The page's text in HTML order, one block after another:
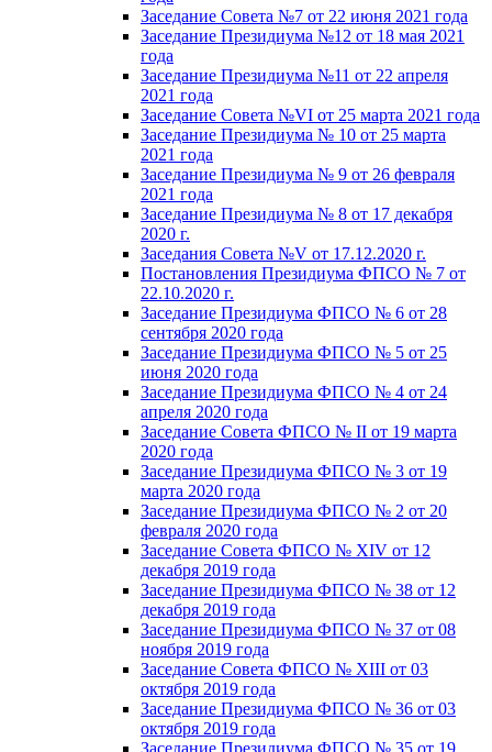
Заседание Совета №7 от 22 июня 2021 года
Заседание Президиума №12 от 18 мая 2021
года
Заседание Президиума №11 от 22 апреля
2021 года
Заседание Совета №VI от 25 марта 2021 года
Заседание Президиума № 10 от 25 марта
2021 года
Заседание Президиума № 9 от 26 февраля
2021 года
Заседание Президиума № 8 от 17 декабря
2020 г.
Заседания Совета №V от 17.12.2020 г.
Постановления Президиума ФПСО № 7 от
22.10.2020 г.
Заседание Президиума ФПСО № 6 от 28
сентября 2020 года
Заседание Президиума ФПСО № 5 от 25
июня 2020 года
Заседание Президиума ФПСО № 4 от 24
апреля 2020 года
Заседание Совета ФПСО № II от 19 марта
2020 года
Заседание Президиума ФПСО № 3 от 19
марта 2020 года
Заседание Президиума ФПСО № 2 от 20
февраля 2020 года
Заседание Совета ФПСО № XIV от 12
декабря 2019 года
Заседание Президиума ФПСО № 38 от 12
декабря 2019 года
Заседание Президиума ФПСО № 37 от 08
ноября 2019 года
Заседание Совета ФПСО № XIII от 03
октября 2019 года
Заседание Президиума ФПСО № 36 от 03
октября 2019 года
Заседание Президиума ФПСО № 35 от 19